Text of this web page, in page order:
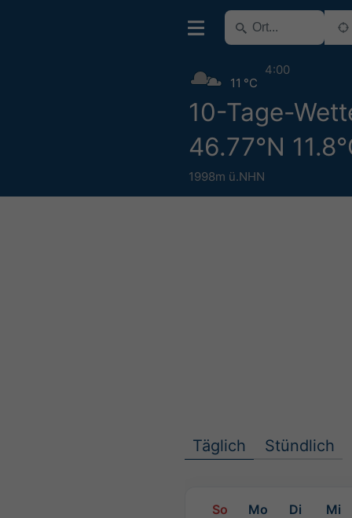
10-Tage-
46.77°N
1998m ü.NHN
11 °C
4:00
Täglich Stündlich
So Mo Di Mi